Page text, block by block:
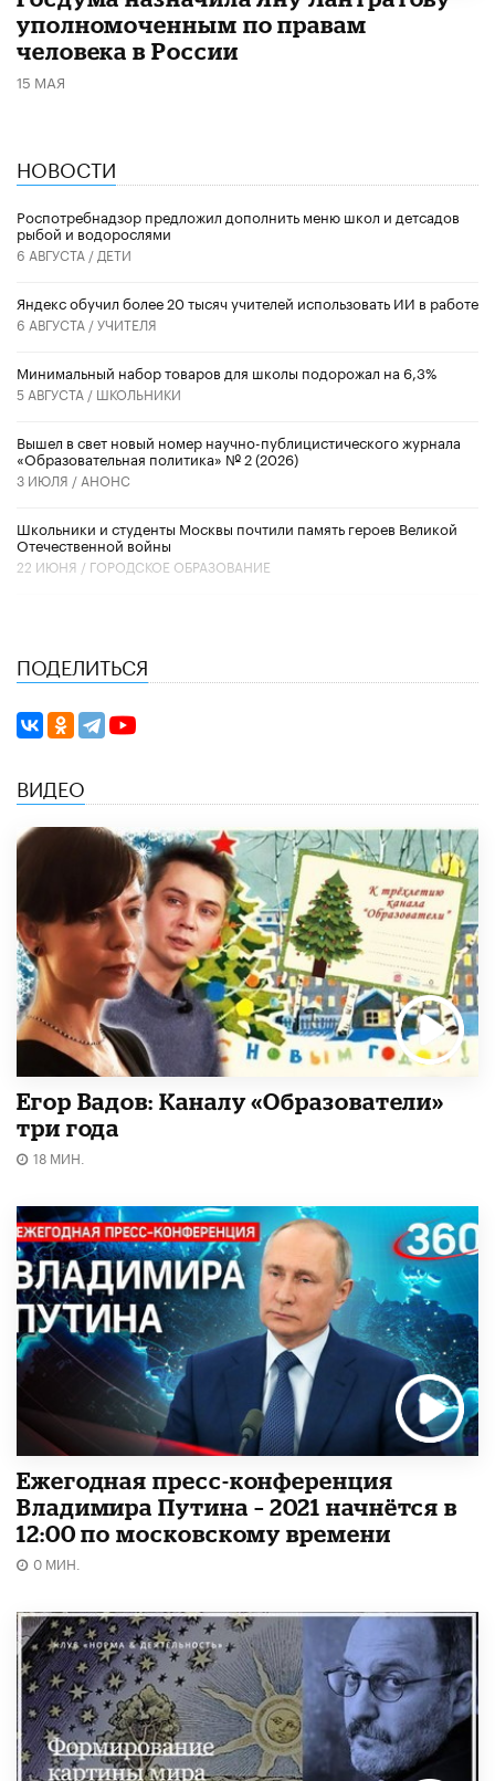
уполномоченным по правам
человека в России
15 МАЯ
НОВОСТИ
Роспотребнадзор предложил дополнить меню школ и детсадов
рыбой и водорослями
6 АВГУСТА / ДЕТИ
​Яндекс обучил более 20 тысяч учителей использовать ИИ в работе
6 АВГУСТА /УЧИТЕЛЯ
Минимальный набор товаров для школы подорожал на 6,3%
5 АВГУСТА / ШКОЛЬНИКИ
Вышел в свет новый номер научно-публицистического журнала
«Образовательная политика» № 2 (2026)
3 ИЮЛЯ / АНОНС
Школьники и студенты Москвы почтили память героев Великой
Отечественной войны
22 ИЮНЯ / ГОРОДСКОЕ ОБРАЗОВАНИЕ
ПОДЕЛИТЬСЯ
ВИДЕО
Егор Вадов: Каналу «Образователи»
три года
18 МИН.
Ежегодная пресс-конференция
Владимира Путина – 2021 начнётся в
12:00 по московскому времени
0 МИН.